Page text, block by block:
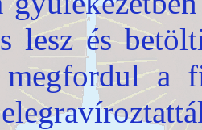
lesz és
a